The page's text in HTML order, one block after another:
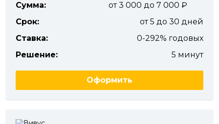
Сумма:
от 3 000 до 7 000
Срок:
от 5 до 30 дней
Ставка:
0-292% годовых
Решение:
5 минут
Оформить